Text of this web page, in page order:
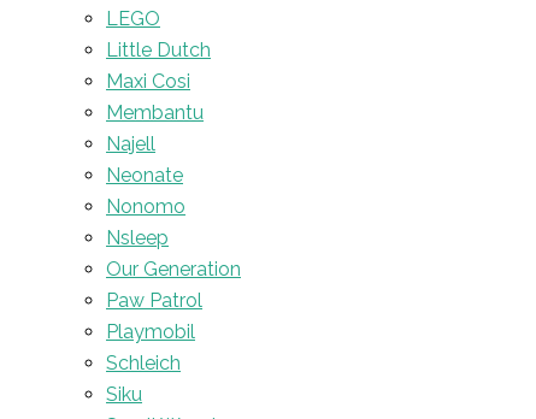
LEGO
Little Dutch
Maxi Cosi
Membantu
Najell
Neonate
Nonomo
Nsleep
Our Generation
Paw Patrol
Playmobil
Schleich
Siku